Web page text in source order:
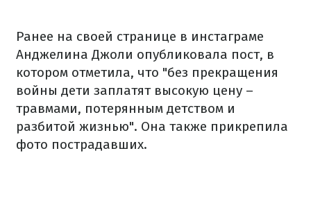
Ранее на своей странице в инстаграме
Анджелина Джоли опубликовала пост, в
котором отметила, что "без прекращения
войны дети заплатят высокую цену –
травмами, потерянным детством и
разбитой жизнью". Она также прикрепила
фото пострадавших.